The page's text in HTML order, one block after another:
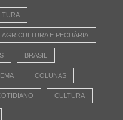
AGRICULTURA E PECUÁRIA
BRASIL
COLUNAS
CULTURA